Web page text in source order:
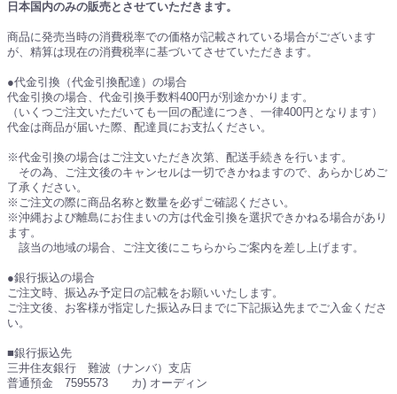
日本国内のみの販売とさせていただきます。
商品に発売当時の消費税率での価格が記載されている場合がございます
が、精算は現在の消費税率に基づいてさせていただきます。
●代金引換（代金引換配達）の場合
代金引換の場合、代金引換手数料400円が別途かかります。
（いくつご注文いただいても一回の配達につき、一律400円となります）
代金は商品が届いた際、配達員にお支払ください。
※代金引換の場合はご注文いただき次第、配送手続きを行います。
その為、ご注文後のキャンセルは一切できかねますので、あらかじめご
了承ください。
※ご注文の際に商品名称と数量を必ずご確認ください。
※沖縄および離島にお住まいの方は代金引換を選択できかねる場合があり
ます。
該当の地域の場合、ご注文後にこちらからご案内を差し上げます。
●銀行振込の場合
ご注文時、振込み予定日の記載をお願いいたします。
ご注文後、お客様が指定した振込み日までに下記振込先までご入金くださ
い。
■銀行振込先
三井住友銀行 難波（ナンバ）支店
普通預金 7595573 カ) オーディン